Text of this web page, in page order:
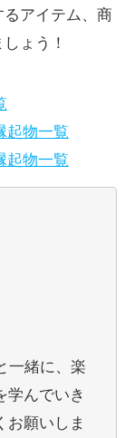
アイテム、商
ょう！
起物一覧
起物一覧
一緒に、楽
学んでいき
お願いしま